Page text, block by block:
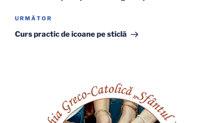
articole
Articolul
următor
URMĂTOR
Curs practic de icoane pe sticlă